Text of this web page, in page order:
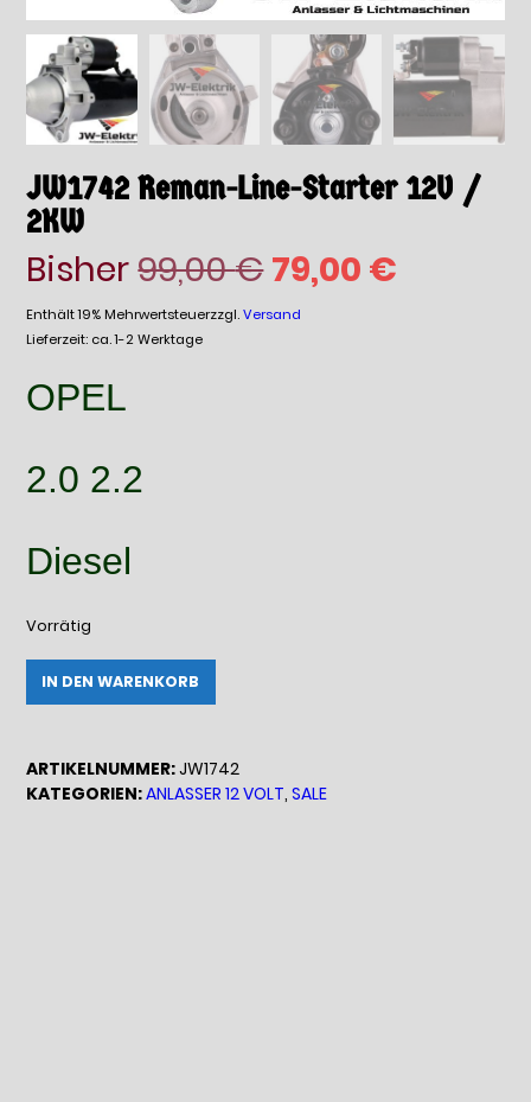
JW1742 Reman-Line-Starter 12V /
2KW
Bisher99,00€Ursprünglicher
Preis
79,00 €
Enthält 19% Mehrwertsteuerzzgl.Versand
Lieferzeit: ca. 1-2 Werktage
OPEL
2.0 2.2
Diesel
Vorrätig
JW1742
12V
/
IN DEN WARENKORB
ARTIKELNUMMER:JW1742
KATEGORIEN:ANLASSER 12 VOLT,SALE